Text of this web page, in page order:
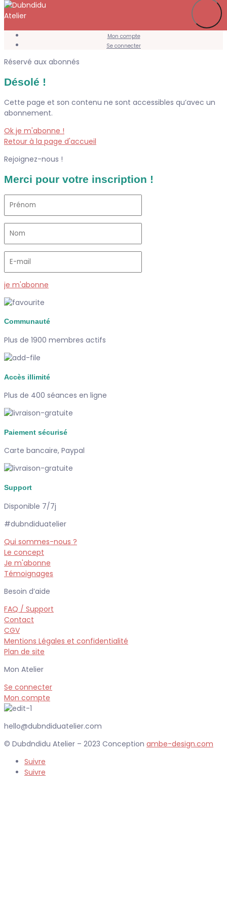
Mon compte
Se connecter
Réservé aux abonnés
Désolé !
Cette page et son contenu ne sont accessibles qu’avec un
abonnement.
Ok je m'abonne !
Retour à la page d'accueil
Rejoignez-nous !
Merci pour votre inscription !
je m'abonne
Communauté
Plus de 1900 membres actifs
Accès illimité
Plus de 400 séances en ligne
Paiement sécurisé
Carte bancaire, Paypal
Support
Disponible 7/7j
#dubndiduatelier
Qui sommes-nous ?
Le concept
Je m'abonne
Témoignages
Besoin d’aide
FAQ / Support
Contact
CGV
Mentions Légales et confidentialité
Plan de site
Mon Atelier
Se connecter
Mon compte
hello@dubndiduatelier.com
© Dubdndidu Atelier – 2023 Conception ambe-design.com
Suivre
Suivre